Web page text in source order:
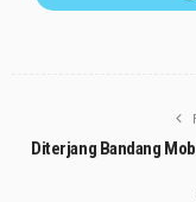
Diterjang Bandang